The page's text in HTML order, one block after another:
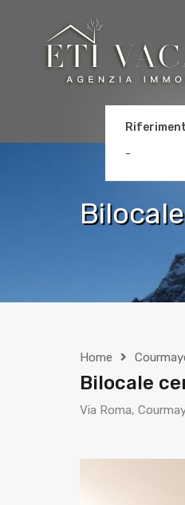
Home
Bilocale
Via Roma,